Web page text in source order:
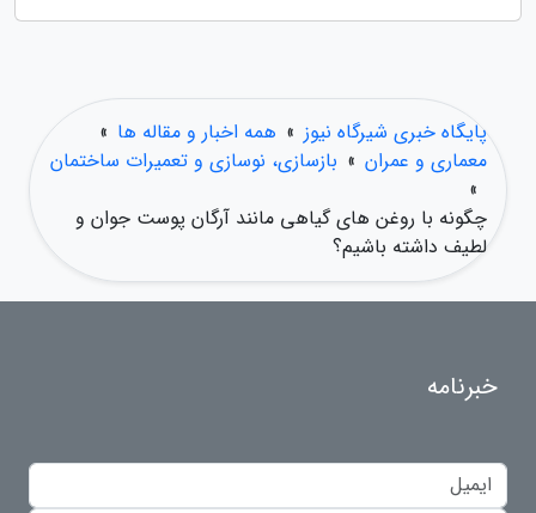
پایگاه خبری شیرگاه نیوز » همه اخبار و مقاله ها »
معماری و عمران » بازسازی، نوسازی و تعمیرات ساختمان
»
چگونه با روغن های گیاهی مانند آرگان پوست جوان و
لطیف داشته باشیم؟
خبرنامه